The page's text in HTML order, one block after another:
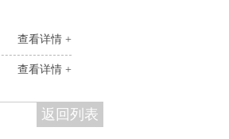
查看详情 +
查看详情 +
返回列表